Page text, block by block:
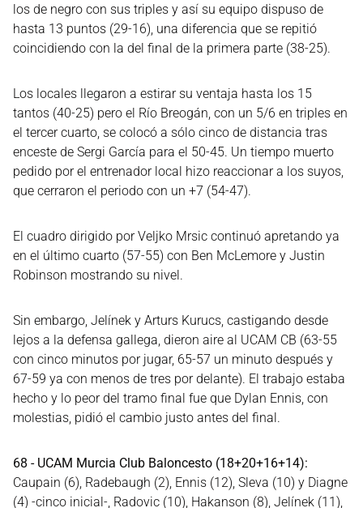
los de negro con sus triples y así su equipo dispuso de
hasta 13 puntos (29-16), una diferencia que se repitió
coincidiendo con la del final de la primera parte (38-25).
Los locales llegaron a estirar su ventaja hasta los 15
tantos (40-25) pero el Río Breogán, con un 5/6 en triples en
el tercer cuarto, se colocó a sólo cinco de distancia tras
enceste de Sergi García para el 50-45. Un tiempo muerto
pedido por el entrenador local hizo reaccionar a los suyos,
que cerraron el periodo con un +7 (54-47).
El cuadro dirigido por Veljko Mrsic continuó apretando ya
en el último cuarto (57-55) con Ben McLemore y Justin
Robinson mostrando su nivel.
Sin embargo, Jelínek y Arturs Kurucs, castigando desde
lejos a la defensa gallega, dieron aire al UCAM CB (63-55
con cinco minutos por jugar, 65-57 un minuto después y
67-59 ya con menos de tres por delante). El trabajo estaba
hecho y lo peor del tramo final fue que Dylan Ennis, con
molestias, pidió el cambio justo antes del final.
68 - UCAM Murcia Club Baloncesto (18+20+16+14):
Caupain (6), Radebaugh (2), Ennis (12), Sleva (10) y Diagne
(4) -cinco inicial-, Radovic (10), Hakanson (8), Jelínek (11),